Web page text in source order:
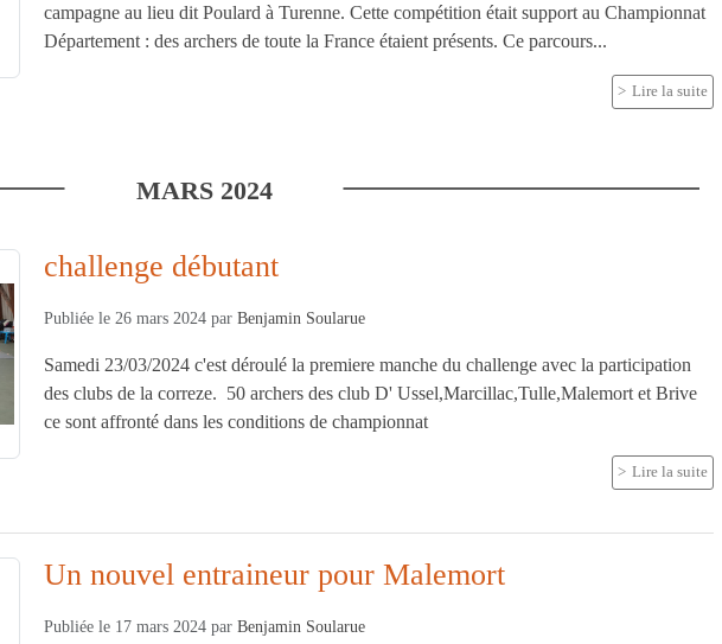
campagne au lieu dit Poulard à Turenne. Cette compétition était support au Championnat
Département : des archers de toute la France étaient présents. Ce parcours...
Lire la suite
MARS 2024
challenge débutant
Publiée le 26 mars 2024 parBenjamin Soularue
Samedi 23/03/2024 c'est déroulé la premiere manche du challenge avec la participation
des clubs de la correze. 50 archers des club D' Ussel,Marcillac,Tulle,Malemort et Brive
ce sont affronté dans les conditions de championnat
Lire la suite
Un nouvel entraineur pour Malemort
Publiée le 17 mars 2024 parBenjamin Soularue